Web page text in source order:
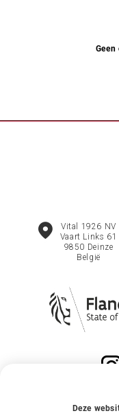
Vital 1926 NV
Vaart Links 61
9850 Deinze
België
Deze